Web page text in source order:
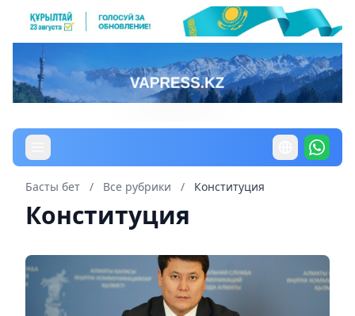
Басты бет / Все рубрики / Конституция
Конституция